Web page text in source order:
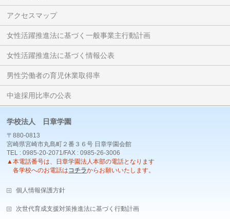
アクセスマップ
女性活躍推進法に基づく一般事業主行動計画
女性活躍推進法に基づく情報公表
男性労働者の育児休業取得率
中途採用比率の公表
学校法人 日章学園
〒880-0813
宮崎県宮崎市丸島町２番３６号 日章学園会館
TEL : 0985-20-2071/FAX : 0985-26-3006
▲本電話番号は、日章学園法人本部の電話となります
各学校へのお電話は コチラからお願いいたします。
個人情報保護方針
次世代育成支援対策推進法に基づく行動計画